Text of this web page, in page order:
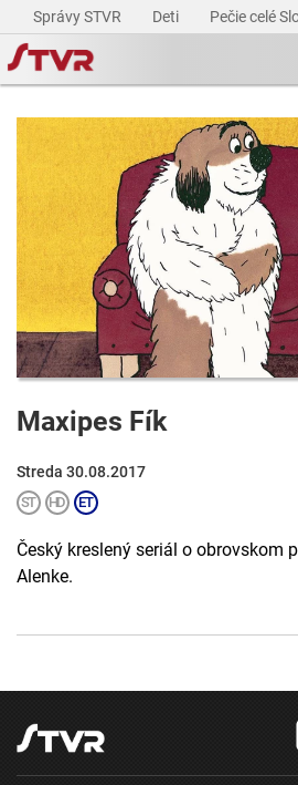
Správy STVR Deti Pečie celé
Maxipes Fík
Streda 30.08.2017
Český kreslený seriál o obrovskom
Alenke.